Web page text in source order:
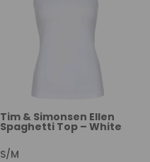
Tim & Simonsen Ellen
Spaghetti Top – White
S/M